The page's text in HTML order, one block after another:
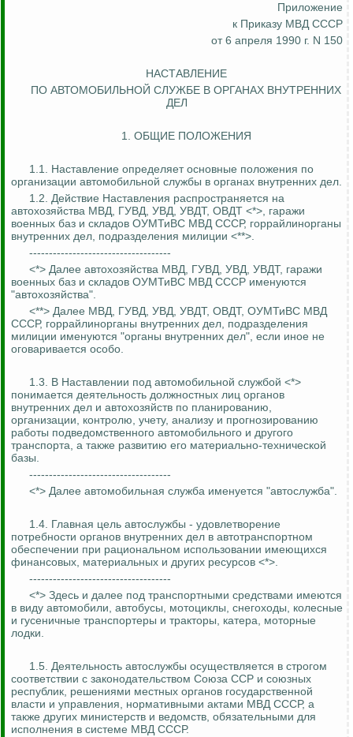
Приложение
к Приказу МВД СССР
от 6 апреля 1990 г. N 150
НАСТАВЛЕНИЕ
ПО АВТОМОБИЛЬНОЙ СЛУЖБЕ В ОРГАНАХ ВНУТРЕННИХ
ДЕЛ
1. ОБЩИЕ ПОЛОЖЕНИЯ
1.1. Наставление определяет основные положения по
организации автомобильной службы в органах внутренних дел.
1.2. Действие Наставления распространяется на
автохозяйства МВД, ГУВД, УВД, УВДТ, ОВДТ <*>, гаражи
военных баз и складов ОУМТиВС МВД СССР, горрайлинорганы
внутренних дел, подразделения милиции <**>.
------------------------------------
<*> Далее автохозяйства МВД, ГУВД, УВД, УВДТ, гаражи
военных баз и складов ОУМТиВС МВД СССР именуются
"автохозяйства".
<**> Далее МВД, ГУВД, УВД, УВДТ, ОВДТ, ОУМТиВС МВД
СССР, горрайлинорганы внутренних дел, подразделения
милиции именуются "органы внутренних дел", если иное не
оговаривается особо.
1.3. В Наставлении под автомобильной службой <*>
понимается деятельность должностных лиц органов
внутренних дел и автохозяйств по планированию,
организации, контролю, учету, анализу и прогнозированию
работы подведомственного автомобильного и другого
транспорта, а также развитию его материально-технической
базы.
------------------------------------
<*> Далее автомобильная служба именуется "автослужба".
1.4. Главная цель автослужбы - удовлетворение
потребности органов внутренних дел в автотранспортном
обеспечении при рациональном использовании имеющихся
финансовых, материальных и других ресурсов <*>.
------------------------------------
<*> Здесь и далее под транспортными средствами имеются
в виду автомобили, автобусы, мотоциклы, снегоходы, колесные
и гусеничные транспортеры и тракторы, катера, моторные
лодки.
1.5. Деятельность автослужбы осуществляется в строгом
соответствии с законодательством Союза ССР и союзных
республик, решениями местных органов государственной
власти и управления, нормативными актами МВД СССР, а
также других министерств и ведомств, обязательными для
исполнения в системе МВД СССР.